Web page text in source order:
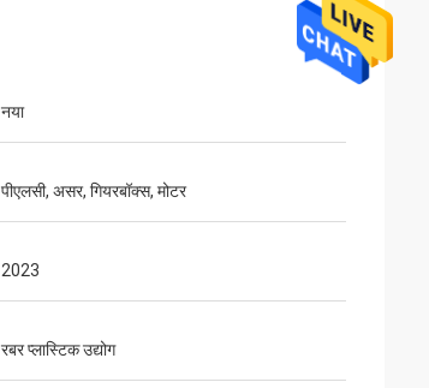
नया
पीएलसी, असर, गियरबॉक्स, मोटर
2023
रबर प्लास्टिक उद्योग